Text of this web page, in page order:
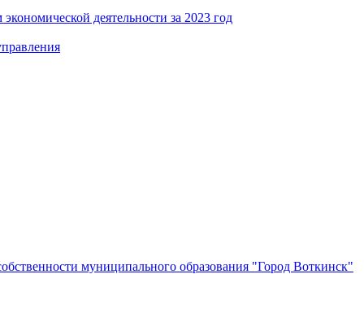
деятельности за 2023 год
муниципального образования "Город Воткинск"